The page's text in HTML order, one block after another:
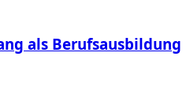
als Berufsausbildung